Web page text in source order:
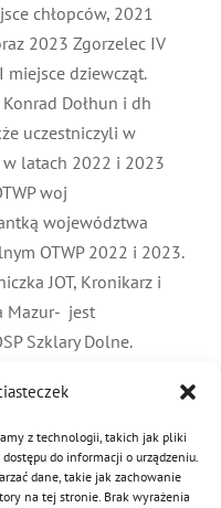
z technologii, takich jak pliki
do informacji o urządzeniu.
dane, takie jak zachowanie
na tej stronie. Brak wyrażenia
chłopców, 2021
2023 Zgorzelec IV
miejsce dziewcząt.
Dołhun i dh
uczestniczyli w
w latach 2022 i 2023
woj
województwa
OTWP 2022 i 2023.
JOT, Kronikarz i
Mazur- jest
Szklary Dolne.
2023